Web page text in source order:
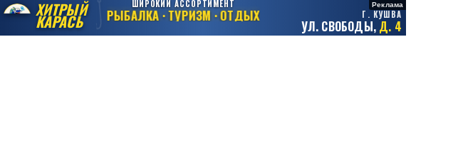
ХИТРЫЙ
КАРАСЬ
ШИРОКИЙ АССОРТИМЕНТ
РЫБАЛКА · ТУРИЗМ · ОТДЫХ Г. КУШВА
УЛ. СВОБОДЫ, Д. 4
Реклама